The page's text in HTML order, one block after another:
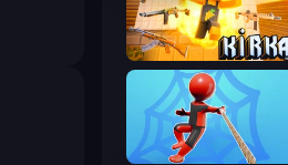
Kirka.io
Web Master